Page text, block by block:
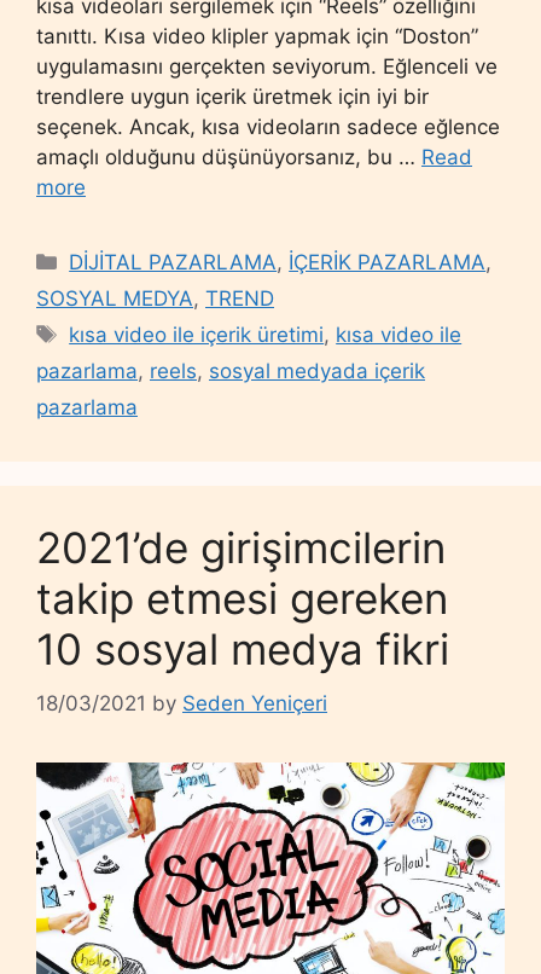
kısa videoları sergilemek için “Reels” özelliğini
tanıttı. Kısa video klipler yapmak için “Doston”
uygulamasını gerçekten seviyorum. Eğlenceli ve
trendlere uygun içerik üretmek için iyi bir
seçenek. Ancak, kısa videoların sadece eğlence
amaçlı olduğunu düşünüyorsanız, bu … Read
more
Categories
DİJİTAL PAZARLAMA, İÇERİK PAZARLAMA,
SOSYAL MEDYA, TREND
Tags
kısa video ile içerik üretimi, kısa video ile
pazarlama, reels, sosyal medyada içerik
pazarlama
2021’de girişimcilerin
takip etmesi gereken
10 sosyal medya fikri
18/03/2021 by Seden Yeniçeri